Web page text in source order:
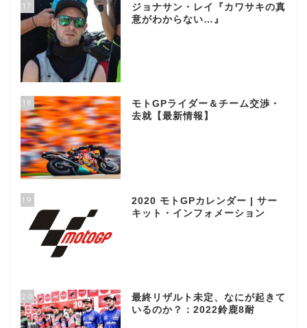
17
ジョナサン・レイ『カワサキの真
意がわからない…』
18
モトGPライダー＆チーム交渉・
去就【最新情報】
19
2020 モトGPカレンダー | サー
キット・インフォメーション
20
最終リザルト未定、なにが起きて
いるのか？：2022鈴鹿8耐